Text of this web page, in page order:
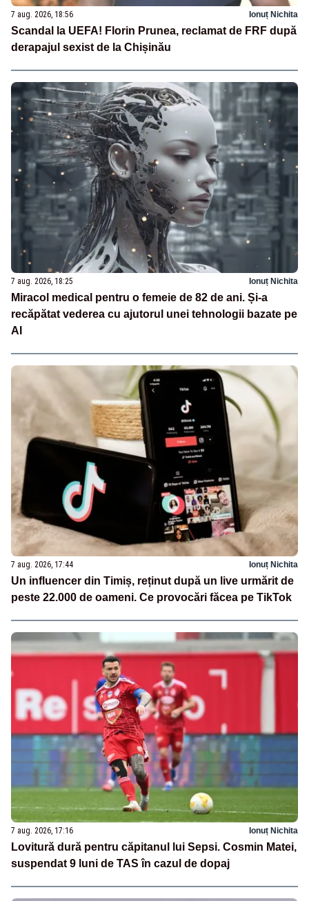
7 aug. 2026, 18:56 Ionuț Nichita
Scandal la UEFA! Florin Prunea, reclamat de FRF după
derapajul sexist de la Chișinău
7 aug. 2026, 18:25 Ionuț Nichita
Miracol medical pentru o femeie de 82 de ani. Și-a
recăpătat vederea cu ajutorul unei tehnologii bazate pe
AI
7 aug. 2026, 17:44 Ionuț Nichita
Un influencer din Timiș, reținut după un live urmărit de
peste 22.000 de oameni. Ce provocări făcea pe TikTok
7 aug. 2026, 17:16 Ionuț Nichita
Lovitură dură pentru căpitanul lui Sepsi. Cosmin Matei,
suspendat 9 luni de TAS în cazul de dopaj